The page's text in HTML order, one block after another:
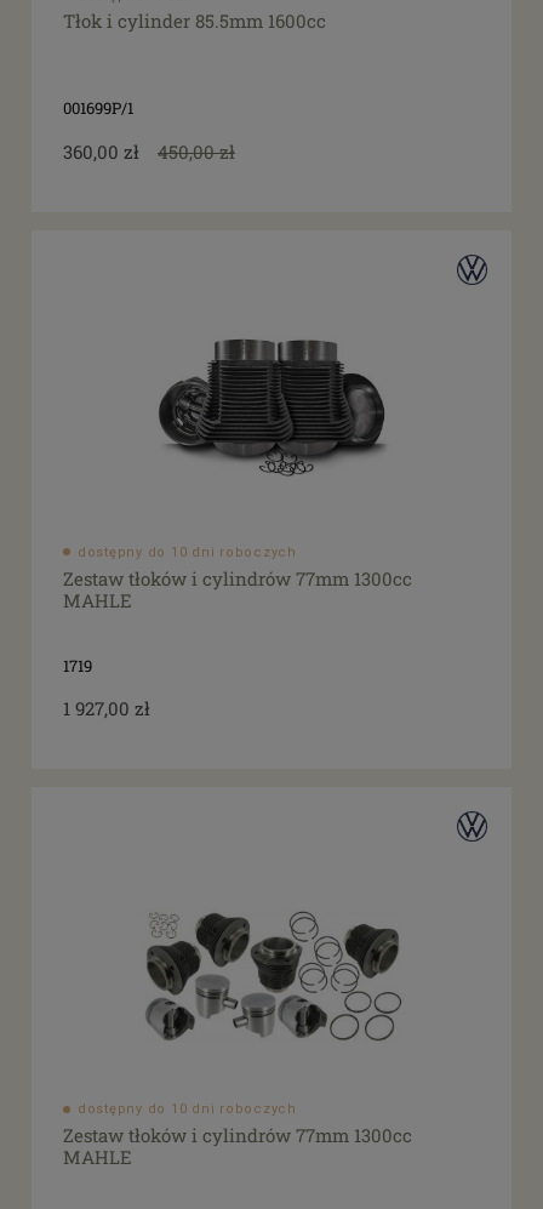
Tłok i cylinder 85.5mm 1600cc
001699P/1
360,00 zł 450,00 zł
dostępny do 10 dni roboczych
Zestaw tłoków i cylindrów 77mm 1300cc
MAHLE
1719
1 927,00 zł
dostępny do 10 dni roboczych
Zestaw tłoków i cylindrów 77mm 1300cc
MAHLE